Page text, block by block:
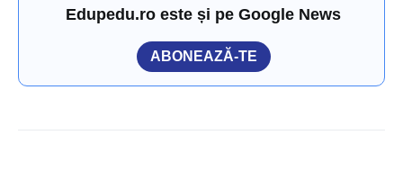
Edupedu.ro este și pe Google News
ABONEAZĂ-TE